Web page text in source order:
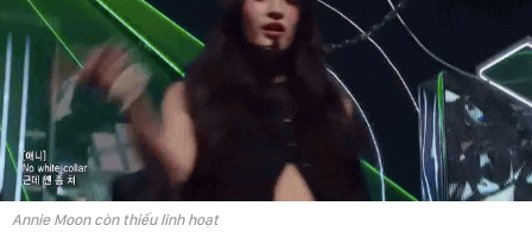
Annie Moon còn thiếu linh hoạt